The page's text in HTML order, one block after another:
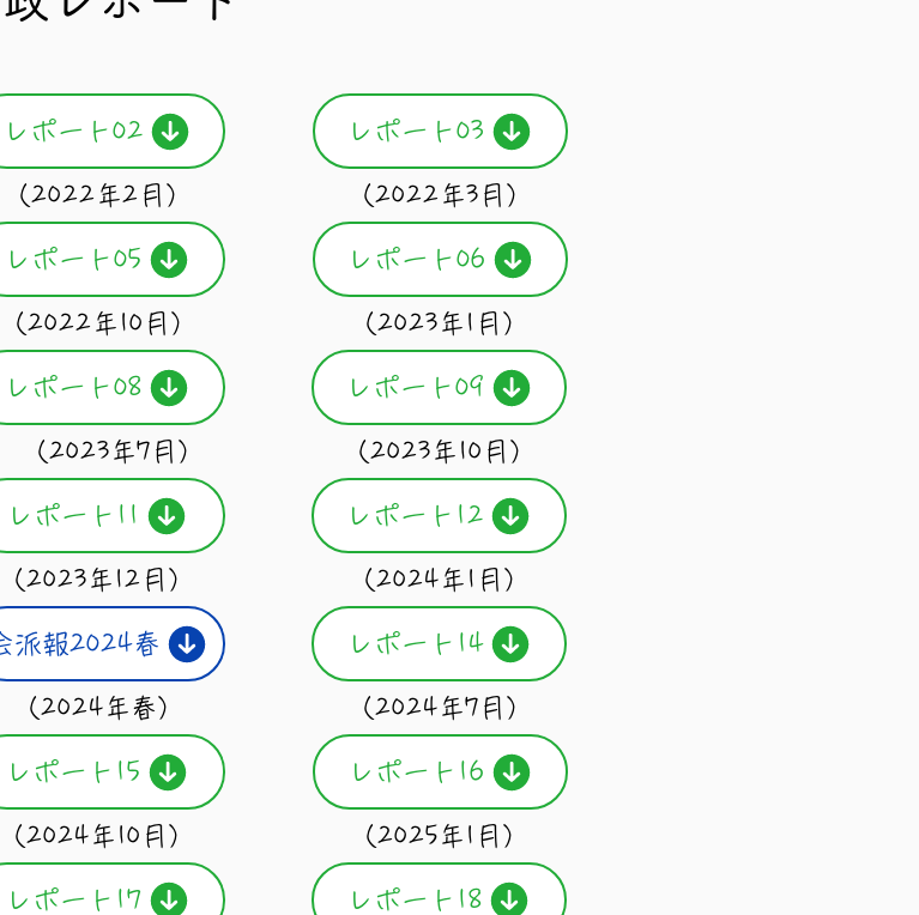
レポート02
（2022年2月）
レポート05
（2022年10月）
レポート08
（2023年7月）
レポート11
（2023年12月）
派報2024春
（2024年春）
レポート15
（2024年10月）
レポート17
レポート03
（2022年3月）
レポート06
（2023年1月）
レポート09
（2023年10月）
レポート12
（2024年1月）
レポート14
（2024年7月）
レポート16
（2025年1月）
レポート18